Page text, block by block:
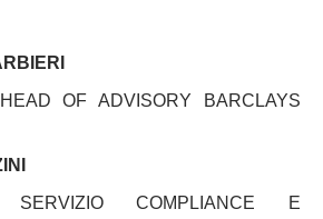
OF ADVISORY BARCLAYS
SERVIZIO COMPLIANCE E